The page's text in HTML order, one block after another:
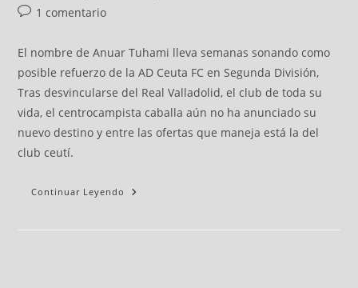
1 comentario
El nombre de Anuar Tuhami lleva semanas sonando como
posible refuerzo de la AD Ceuta FC en Segunda División,
Tras desvincularse del Real Valladolid, el club de toda su
vida, el centrocampista caballa aún no ha anunciado su
nuevo destino y entre las ofertas que maneja está la del
club ceutí.
Continuar Leyendo